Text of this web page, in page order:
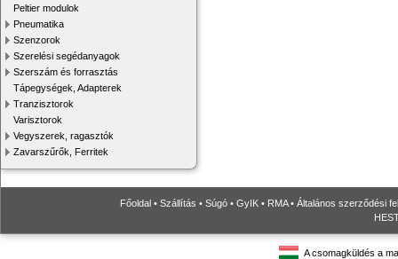
Peltier modulok
Pneumatika
Szenzorok
Szerelési segédanyagok
Szerszám és forrasztás
Tápegységek, Adapterek
Tranzisztorok
Varisztorok
Vegyszerek, ragasztók
Zavarszűrők, Ferritek
Főoldal • Szállítás • Súgó • GyIK • RMA• Általános szerződési
A csomagküldés a